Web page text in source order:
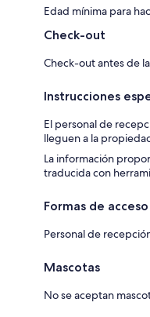
Edad mínima para
Check-out
Check-out antes de
Instrucciones
El personal de
lleguen a la
La información
traducida con
Formas de acceso
Personal de
Mascotas
No se aceptan